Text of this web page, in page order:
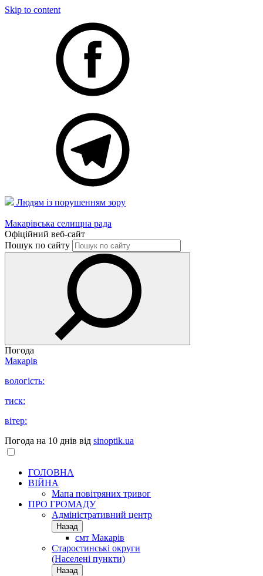
Skip to content
Людям із порушенням зору
Макарівська селищна рада
Офіційний веб-сайт
Пошук по сайту
Погода
Макарів
вологість:
тиск:
вітер:
Погода на 10 днів від sinoptik.ua
ГОЛОВНА
ВІЙНА
Мапа повітряних тривог
ПРО ГРОМАДУ
Aдміністративний центр
Назад
смт Макарів
Старостинські округи
(Населені пункти)
Назад